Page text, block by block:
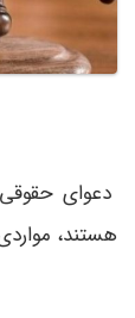
دعوای
هستند،